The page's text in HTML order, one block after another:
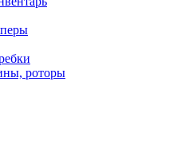
роторы